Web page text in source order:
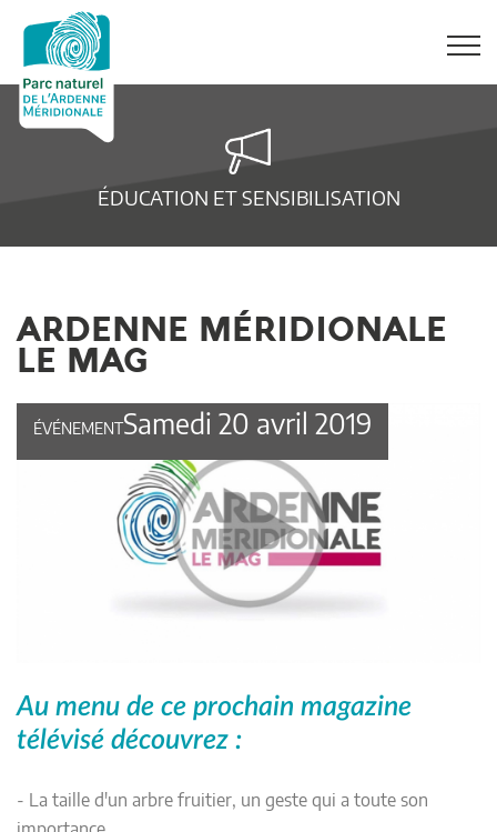
ÉDUCATION ET SENSIBILISATION
ARDENNE MÉRIDIONALE
LE MAG
ÉVÉNEMENTSamedi 20 avril 2019
Au menu de ce prochain magazine
télévisé découvrez :
- La taille d'un arbre fruitier, un geste qui a toute son